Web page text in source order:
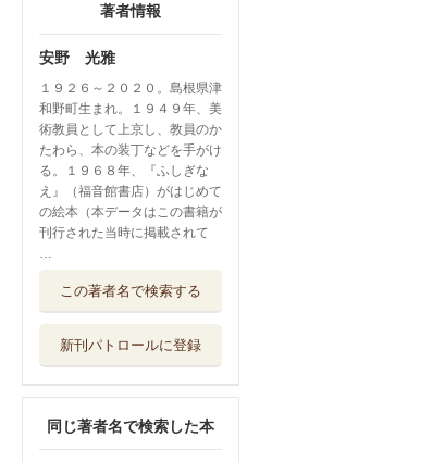
著者情報
安野 光雅
１９２６～２０２０。島根県津
和野町生まれ。１９４９年、美
術教員として上京し、教員のか
たわら、本の装丁などを手がけ
る。１９６８年、『ふしぎな
え』（福音館書店）がはじめて
の絵本（本データはこの書籍が
刊行された当時に掲載されて
…
この著者名で検索する
新刊パトロールに登録
同じ著者名で検索した本
中央公論新社
地球は日時計
令８ 日本のふる
さと奈良カレン...